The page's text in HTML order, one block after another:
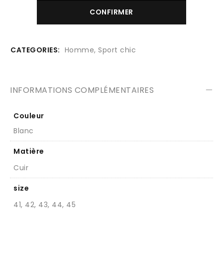
CONFIRMER
CATEGORIES: Homme, Sport chic
INFORMATIONS COMPLÉMENTAIRES
Couleur
Blanc
Matière
Cuir
size
41, 42, 43, 44, 45